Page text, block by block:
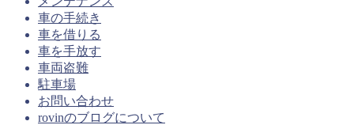
車の手続き
車を借りる
車を手放す
車両盗難
駐車場
お問い合わせ
rovinのブログについて